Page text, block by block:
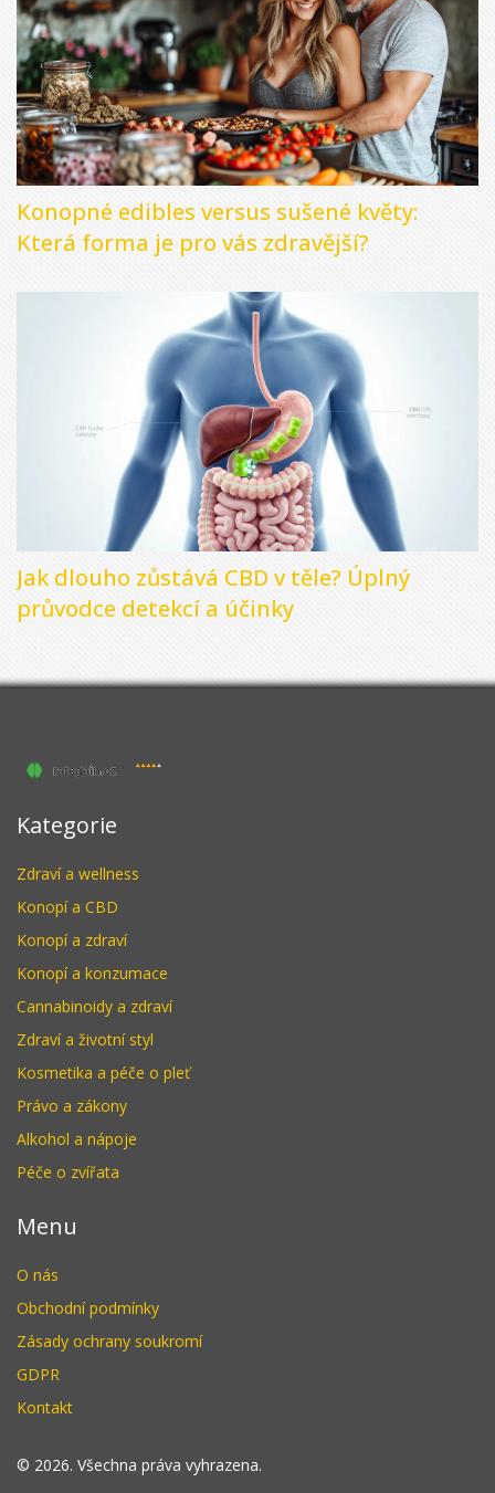
Konopné edibles versus sušené květy:
Která forma je pro vás zdravější?
Jak dlouho zůstává CBD v těle? Úplný
průvodce detekcí a účinky
Kategorie
Zdraví a wellness
Konopí a CBD
Konopí a zdraví
Konopí a konzumace
Cannabinoidy a zdraví
Zdraví a životní styl
Kosmetika a péče o pleť
Právo a zákony
Alkohol a nápoje
Péče o zvířata
Menu
O nás
Obchodní podmínky
Zásady ochrany soukromí
GDPR
Kontakt
© 2026. Všechna práva vyhrazena.